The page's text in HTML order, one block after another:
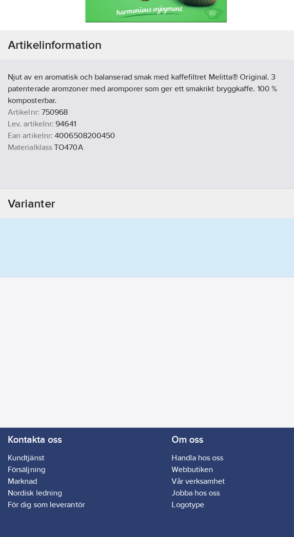
Artikelinformation
Njut av en aromatisk och balanserad smak med kaffefiltret Melitta® Original. 3
patenterade aromzoner med aromporer som ger ett smakrikt bryggkaffe. 100 %
komposterbar.
Artikelnr: 750968
Lev. artikelnr: 94641
Ean artikelnr: 4006508200450
Materialklass TO470A
Varianter
Kontakta oss
Kundtjänst
Försäljning
Marknad
Nordisk ledning
För dig som leverantör
Om oss
Handla hos oss
Webbutiken
Vår verksamhet
Jobba hos oss
Logotype